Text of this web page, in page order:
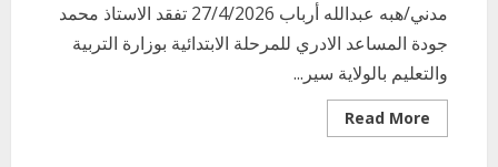
مدني/هبه عبدالله أرباب 27/4/2026 تفقد الاستاذ محمد
جودة المساعد الادري للمرحلة الابتدائية بوزارة التربية
والتعليم بالولاية سير...
Read More
more